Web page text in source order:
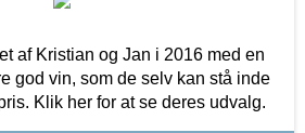
af Kristian og Jan i 2016 med en
god vin, som de selv kan stå inde
Klik her for at se deres udvalg.